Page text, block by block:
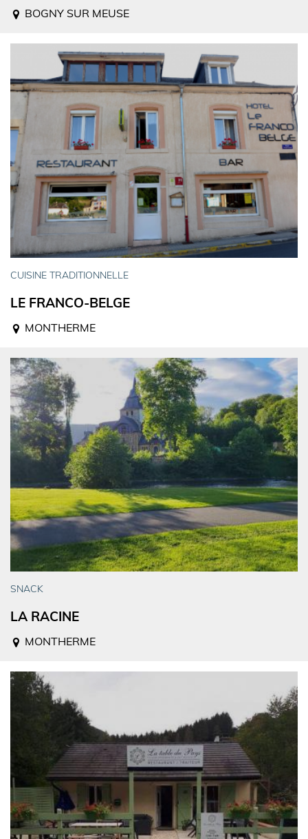
BOGNY SUR MEUSE
CUISINE TRADITIONNELLE
LE FRANCO-BELGE
MONTHERME
SNACK
LA RACINE
MONTHERME